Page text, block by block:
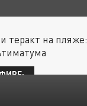
теракт на